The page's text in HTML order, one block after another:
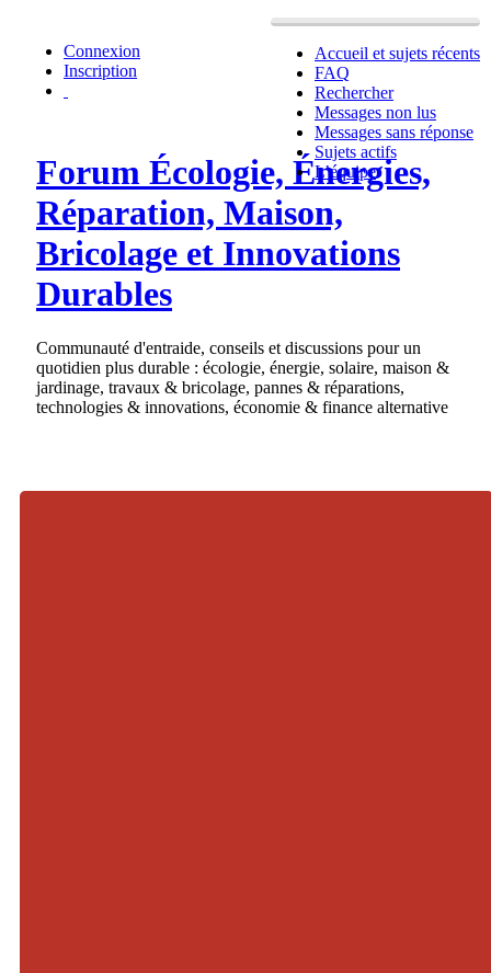
Accueil et sujets récents
FAQ
Rechercher
Messages non lus
Messages sans réponse
Sujets actifs
L’équipe
Connexion
Inscription
Forum Écologie, Énergies,
Réparation, Maison,
Bricolage et Innovations
Durables
Communauté d'entraide, conseils et discussions pour un
quotidien plus durable : écologie, énergie, solaire, maison &
jardinage, travaux & bricolage, pannes & réparations,
technologies & innovations, économie & finance alternative